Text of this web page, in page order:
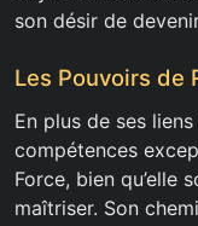
son désir de
Les Pouvoirs de
En plus de ses
compétences
Force, bien qu’elle
maîtriser. Son